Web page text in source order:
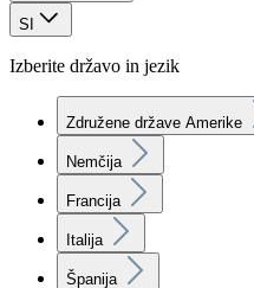
SI
Izberite državo in jezik
Združene države Amerike
Nemčija
Francija
Italija
Španija